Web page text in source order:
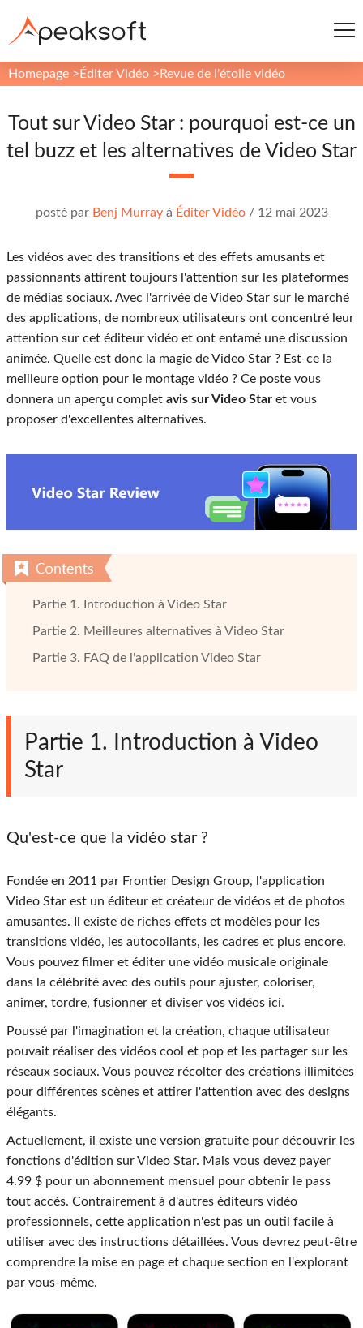
Homepage > Éditer Vidéo > Revue de l'étoile vidéo
Tout sur Video Star : pourquoi est-ce un
tel buzz et les alternatives de Video Star
posté par Benj Murrayà Éditer Vidéo/ 12 mai 2023
Les vidéos avec des transitions et des effets amusants et
passionnants attirent toujours l'attention sur les plateformes
de médias sociaux. Avec l'arrivée de Video Star sur le marché
des applications, de nombreux utilisateurs ont concentré leur
attention sur cet éditeur vidéo et ont entamé une discussion
animée. Quelle est donc la magie de Video Star ? Est-ce la
meilleure option pour le montage vidéo ? Ce poste vous
donnera un aperçu complet avis sur Video Star et vous
proposer d'excellentes alternatives.
Partie 1. Introduction à Video Star
Partie 2. Meilleures alternatives à Video Star
Partie 3. FAQ de l'application Video Star
Partie 1. Introduction à Video
Star
Qu'est-ce que la vidéo star ?
Fondée en 2011 par Frontier Design Group, l'application
Video Star est un éditeur et créateur de vidéos et de photos
amusantes. Il existe de riches effets et modèles pour les
transitions vidéo, les autocollants, les cadres et plus encore.
Vous pouvez filmer et éditer une vidéo musicale originale
dans la célébrité avec des outils pour ajuster, coloriser,
animer, tordre, fusionner et diviser vos vidéos ici.
Poussé par l'imagination et la création, chaque utilisateur
pouvait réaliser des vidéos cool et pop et les partager sur les
réseaux sociaux. Vous pouvez récolter des créations illimitées
pour différentes scènes et attirer l'attention avec des designs
élégants.
Actuellement, il existe une version gratuite pour découvrir les
fonctions d'édition sur Video Star. Mais vous devez payer
4.99 $ pour un abonnement mensuel pour obtenir le pass
tout accès. Contrairement à d'autres éditeurs vidéo
professionnels, cette application n'est pas un outil facile à
utiliser avec des instructions détaillées. Vous devrez peut-être
comprendre la mise en page et chaque section en l'explorant
par vous-même.